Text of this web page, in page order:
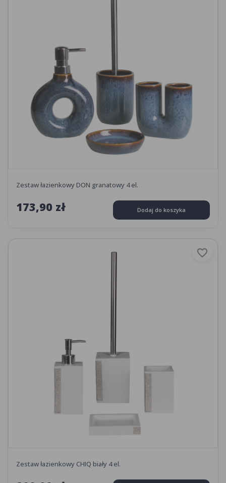
Zestaw łazienkowy DON granatowy 4 el.
173,90 zł Dodaj do koszyka
favorite_border
Zestaw łazienkowy CHIQ biały 4 el.